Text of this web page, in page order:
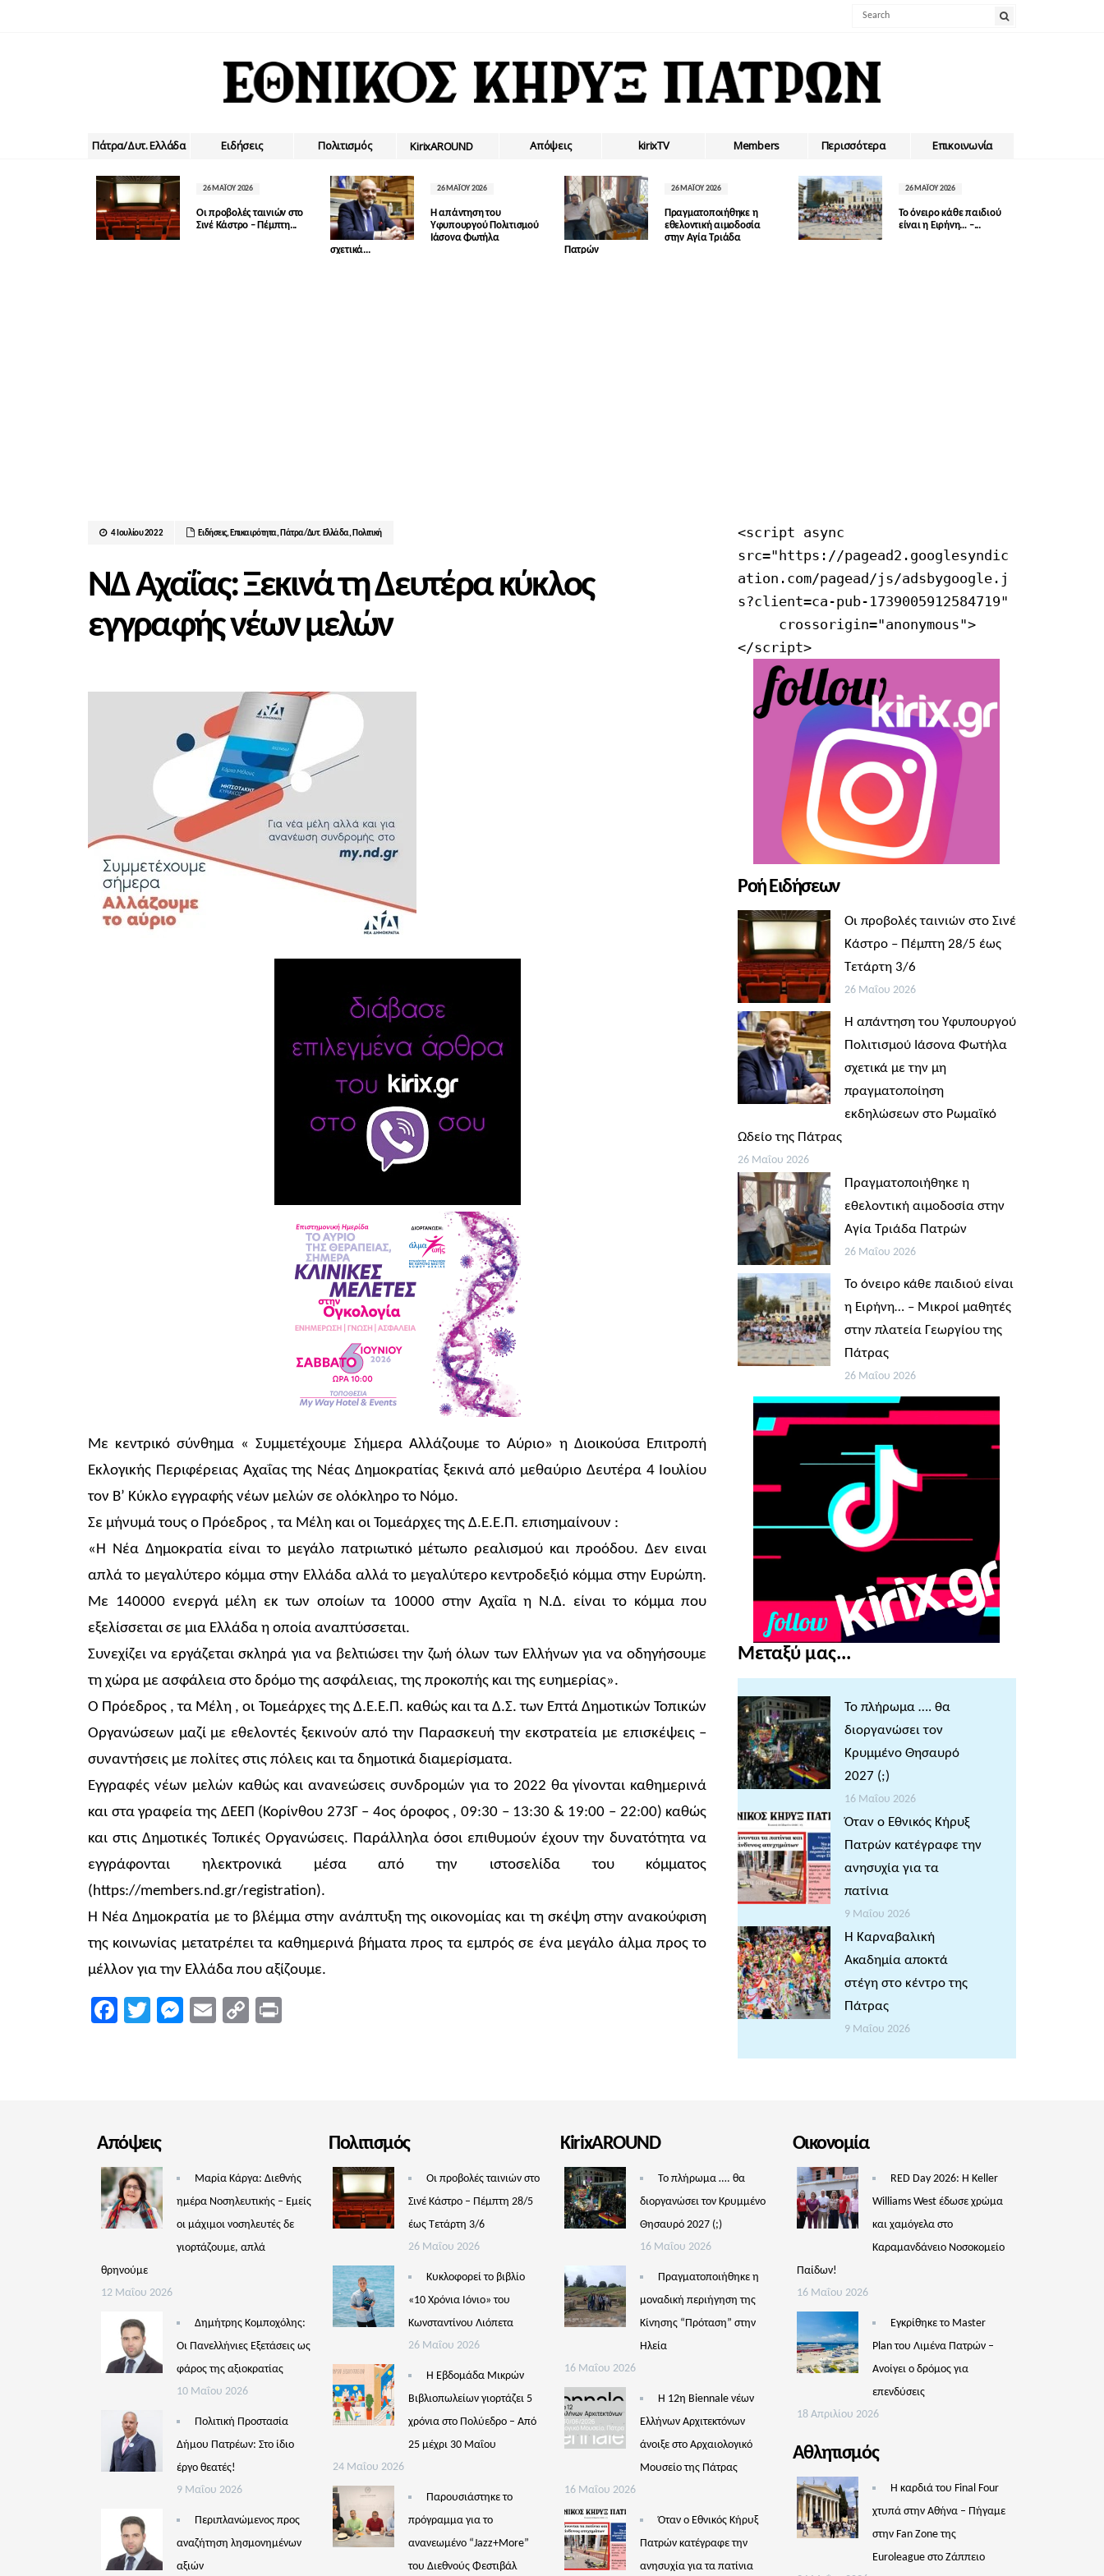
Πάτρα/Δυτ. Ελλάδα Ειδήσεις Πολιτισμός ΚirixAROUND Απόψεις kirixTV Members Περισσότερα Επικοινωνία
26 ΜΑΪ́ΟΥ 2026
Οι προβολές ταινιών στο
Σινέ Κάστρο – Πέμπτη...
26 ΜΑΪ́ΟΥ 2026
Η απάντηση του
Υφυπουργού Πολιτισμού
Ιάσονα Φωτήλα
σχετικά...
26 ΜΑΪ́ΟΥ 2026
Πραγματοποιήθηκε η
εθελοντική αιμοδοσία
στην Αγία Τριάδα
Πατρών
26 ΜΑΪ́ΟΥ 2026
Το όνειρο κάθε παιδιού
είναι η Ειρήνη… –...
4 Ιουλίου 2022 Ειδήσεις,Επικαιρότητα,Πάτρα/Δυτ. Ελλάδα,Πολιτική
ΝΔ Αχαΐας: Ξεκινά τη Δευτέρα κύκλος
εγγραφής νέων μελών
Με κεντρικό σύνθημα « Συμμετέχουμε Σήμερα Αλλάζουμε το Αύριο» η Διοικούσα Επιτροπή
Εκλογικής Περιφέρειας Αχαΐας της Νέας Δημοκρατίας ξεκινά από μεθαύριο Δευτέρα 4 Ιουλίου
τον Β’ Κύκλο εγγραφής νέων μελών σε ολόκληρο το Νόμο.
Σε μήνυμά τους ο Πρόεδρος , τα Μέλη και οι Τομεάρχες της Δ.Ε.Ε.Π. επισημαίνουν :
«Η Νέα Δημοκρατία είναι το μεγάλο πατριωτικό μέτωπο ρεαλισμού και προόδου. Δεν ειναι
απλά το μεγαλύτερο κόμμα στην Ελλάδα αλλά το μεγαλύτερο κεντροδεξιό κόμμα στην Ευρώπη.
Με 140000 ενεργά μέλη εκ των οποίων τα 10000 στην Αχαΐα η Ν.Δ. είναι το κόμμα που
εξελίσσεται σε μια Ελλάδα η οποία αναπτύσσεται.
Συνεχίζει να εργάζεται σκληρά για να βελτιώσει την ζωή όλων των Ελλήνων για να οδηγήσουμε
τη χώρα με ασφάλεια στο δρόμο της ασφάλειας, της προκοπής και της ευημερίας».
Ο Πρόεδρος , τα Μέλη , οι Τομεάρχες της Δ.Ε.Ε.Π. καθώς και τα Δ.Σ. των Επτά Δημοτικών Τοπικών
Οργανώσεων μαζί με εθελοντές ξεκινούν από την Παρασκευή την εκστρατεία με επισκέψεις –
συναντήσεις με πολίτες στις πόλεις και τα δημοτικά διαμερίσματα.
Εγγραφές νέων μελών καθώς και ανανεώσεις συνδρομών για το 2022 θα γίνονται καθημερινά
και στα γραφεία της ΔΕΕΠ (Κορίνθου 273Γ – 4ος όροφος , 09:30 – 13:30 & 19:00 – 22:00) καθώς
και στις Δημοτικές Τοπικές Οργανώσεις. Παράλληλα όσοι επιθυμούν έχουν την δυνατότητα να
εγγράφονται ηλεκτρονικά μέσα από την ιστοσελίδα του κόμματος
(https://members.nd.gr/registration).
Η Νέα Δημοκρατία με το βλέμμα στην ανάπτυξη της οικονομίας και τη σκέψη στην ανακούφιση
της κοινωνίας μετατρέπει τα καθημερινά βήματα προς τα εμπρός σε ένα μεγάλο άλμα προς το
μέλλον για την Ελλάδα που αξίζουμε.
Facebook
TwitterMessenger
EmailCopy
<script async
src="https://pagead2.googlesyndic
ation.com/pagead/js/adsbygoogle.j
s?client=ca-pub-1739005912584719"
</script>
Ροή Ειδήσεων
Οι προβολές ταινιών στο Σινέ
Κάστρο – Πέμπτη 28/5 έως
Τετάρτη 3/6
26 Μαΐου 2026
Η απάντηση του Υφυπουργού
Πολιτισμού Ιάσονα Φωτήλα
σχετικά με την μη
πραγματοποίηση
εκδηλώσεων στο Ρωμαϊκό
Ωδείο της Πάτρας
26 Μαΐου 2026
Πραγματοποιήθηκε η
εθελοντική αιμοδοσία στην
Αγία Τριάδα Πατρών
26 Μαΐου 2026
Το όνειρο κάθε παιδιού είναι
η Ειρήνη… – Μικροί μαθητές
στην πλατεία Γεωργίου της
Πάτρας
26 Μαΐου 2026
Μεταξύ μας...
Το πλήρωμα …. θα
διοργανώσει τον
Κρυμμένο Θησαυρό
2027 (;)
16 Μαΐου 2026
Όταν ο Εθνικός Κήρυξ
Πατρών κατέγραφε την
ανησυχία για τα
πατίνια
9 Μαΐου 2026
Η Καρναβαλική
Ακαδημία αποκτά
στέγη στο κέντρο της
Πάτρας
9 Μαΐου 2026
Απόψεις
Μαρία Κάργα: Διεθνής
ημέρα Νοσηλευτικής – Εμείς
οι μάχιμοι νοσηλευτές δε
γιορτάζουμε, απλά
θρηνούμε
12 Μαΐου 2026
Δημήτρης Κομποχόλης:
Οι Πανελλήνιες Εξετάσεις ως
φάρος της αξιοκρατίας
10 Μαΐου 2026
Πολιτική Προστασία
Δήμου Πατρέων: Στο ίδιο
έργο θεατές!
9 Μαΐου 2026
Περιπλανώμενος προς
αναζήτηση λησμονημένων
αξιών
Πολιτισμός
Οι προβολές ταινιών στο
Σινέ Κάστρο – Πέμπτη 28/5
έως Τετάρτη 3/6
26 Μαΐου 2026
Κυκλοφορεί το βιβλίο
«10 Χρόνια Ιόνιο» του
Κωνσταντίνου Λιόπετα
26 Μαΐου 2026
Η Εβδομάδα Μικρών
Βιβλιοπωλείων γιορτάζει 5
χρόνια στο Πολύεδρο – Από
25 μέχρι 30 Μαΐου
24 Μαΐου 2026
Παρουσιάστηκε το
πρόγραμμα για το
ανανεωμένο “Jazz+More”
του Διεθνούς Φεστιβάλ
KirixAROUND
Το πλήρωμα …. θα
διοργανώσει τον Κρυμμένο
Θησαυρό 2027 (;)
16 Μαΐου 2026
Πραγματοποιήθηκε η
μοναδική περιήγηση της
Κίνησης “Πρόταση” στην
Ηλεία
16 Μαΐου 2026
Η 12η Biennale νέων
Ελλήνων Αρχιτεκτόνων
άνοιξε στο Αρχαιολογικό
Μουσείο της Πάτρας
16 Μαΐου 2026
Όταν ο Εθνικός Κήρυξ
Πατρών κατέγραφε την
ανησυχία για τα πατίνια
Οικονομία
RED Day 2026: Η Keller
Williams West έδωσε χρώμα
και χαμόγελα στο
Καραμανδάνειο Νοσοκομείο
Παίδων!
16 Μαΐου 2026
Εγκρίθηκε το Master
Plan του Λιμένα Πατρών –
Aνοίγει ο δρόμος για
επενδύσεις
18 Απριλίου 2026
Αθλητισμός
Η καρδιά του Final Four
χτυπά στην Αθήνα – Πήγαμε
στην Fan Zone της
Euroleague στο Ζάππειο